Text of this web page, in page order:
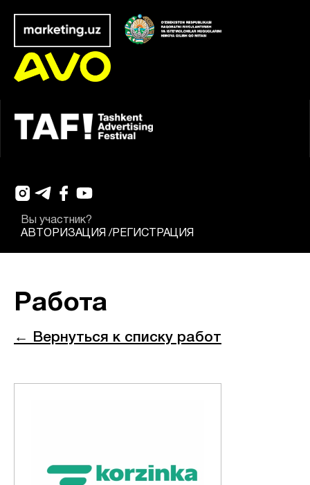
Вы участник?
АВТОРИЗАЦИЯ / РЕГИСТРАЦИЯ
Работа
← Вернуться к списку работ